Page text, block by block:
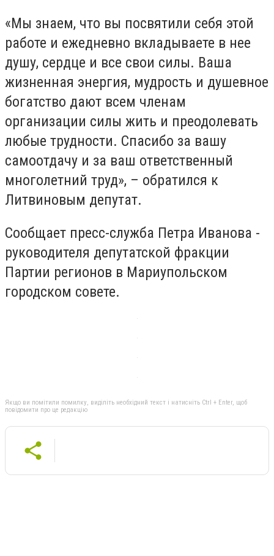
«Мы знаем, что вы посвятили себя этой
работе и ежедневно вкладываете в нее
душу, сердце и все свои силы. Ваша
жизненная энергия, мудрость и душевное
богатство дают всем членам
организации силы жить и преодолевать
любые трудности. Спасибо за вашу
самоотдачу и за ваш ответственный
многолетний труд», – обратился к
Литвиновым депутат.
Сообщает пресс-служба Петра Иванова -
руководителя депутатской фракции
Партии регионов в Мариупольском
городском совете.
Якщо ви помітили помилку, виділіть необхідний текст і натисніть Ctrl + Enter, щоб
повідомити про це редакцію